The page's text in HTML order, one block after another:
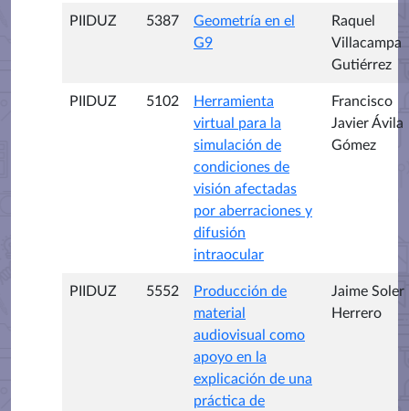
PIIDUZ 5387
Geometría en el
G9
Raquel
Villacampa
Gutiérrez
PIIDUZ 5102
Herramienta
virtual para la
simulación de
condiciones de
visión afectadas
por aberraciones y
difusión
intraocular
Francisco
Javier Ávila
Gómez
PIIDUZ 5552
Producción de
material
audiovisual como
apoyo en la
explicación de una
práctica de
Jaime Soler
Herrero